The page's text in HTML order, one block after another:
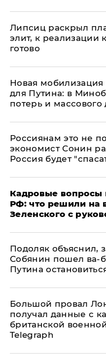
Липсиц раскрыл
элит, к реализации
готово
​Новая мобилизация
для Путина: в
потерь и массового
Россиянам это не
экономист Сонин
Россия будет
Кадровые вопросы
РФ: что решили на
Зеленского с
Подоляк объяснил,
Собянин пошел ва-
Путина
Большой провал
получал данные с
британской
Telegraph